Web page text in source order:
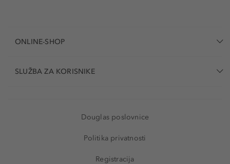
ONLINE-SHOP
SLUŽBA ZA KORISNIKE
Douglas poslovnice
Politika privatnosti
Registracija